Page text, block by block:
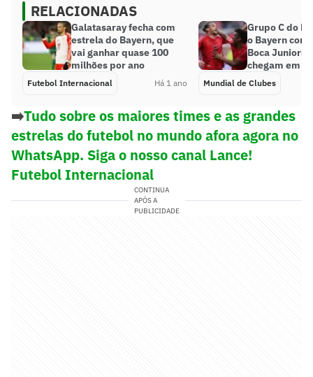
RELACIONADAS
Galatasaray fecha com
estrela do Bayern, que
vai ganhar quase 100
milhões por ano
Futebol Internacional Há 1 ano
Grupo C do
o Bayern
Boca Juniors
chegam em
Mundial de Clubes
➡️Tudo sobre os maiores times e as grandes
estrelas do futebol no mundo afora agora no
WhatsApp. Siga o nosso canal Lance!
Futebol Internacional
CONTINUA
APÓS A
PUBLICIDADE